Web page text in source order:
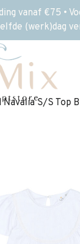
vanaf €75 •
(werk)dag
Navalia S/S Top